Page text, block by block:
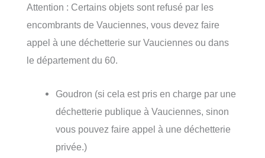
Attention : Certains objets sont refusé par les
encombrants de Vauciennes, vous devez faire
appel à une déchetterie sur Vauciennes ou dans
le département du 60.
Goudron (si cela est pris en charge par une
déchetterie publique à Vauciennes, sinon
vous pouvez faire appel à une déchetterie
privée.)